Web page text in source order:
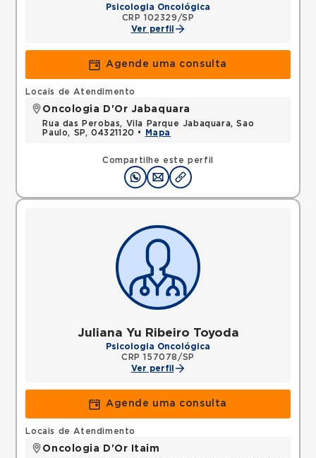
Psicologia Oncológica
CRP 102329/SP
Ver perfil
Agende uma consulta
Compartilhe este perfil
Locais de Atendimento
Oncologia D'Or Jabaquara
Rua das Perobas, Vila Parque Jabaquara, Sao
Paulo, SP, 04321120 •
Mapa
Juliana Yu Ribeiro Toyoda
Psicologia Oncológica
CRP 157078/SP
Ver perfil
Agende uma consulta
Locais de Atendimento
Oncologia D'Or Itaim